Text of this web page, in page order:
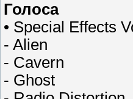
Голоса
• Special Effects
- Alien
- Cavern
- Ghost